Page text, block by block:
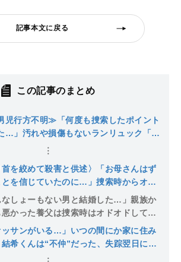
記事本文に戻る
この記事のまとめ
児行方不明≫「何度も捜索したポイント
…」汚れや損傷もないランリュック「置
」消防団団長は「発見場所は普段から不
首を絞めて殺害と供述〉「お母さんはず
とを信じていたのに…」捜索時からオド
養父は中学時代は優等生→高校ではサッ
“フツウ”に【京都小６遺棄】
なしょーもない男と結婚した…」親族か
かった養父は捜索時はオドオドしてい
察が今になって封鎖した公衆トイレの
棄】
ッサンがいる…」いつの間にか家に住み
希くんは“不仲”だった、失踪翌日には
ナが怪しい」警察は覆面パトカーで常に